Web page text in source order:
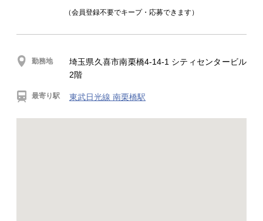
（会員登録不要でキープ・応募できます）
勤務地
埼玉県久喜市南栗橋4-14-1 シティセンタービル
2階
最寄り駅 東武日光線 南栗橋駅